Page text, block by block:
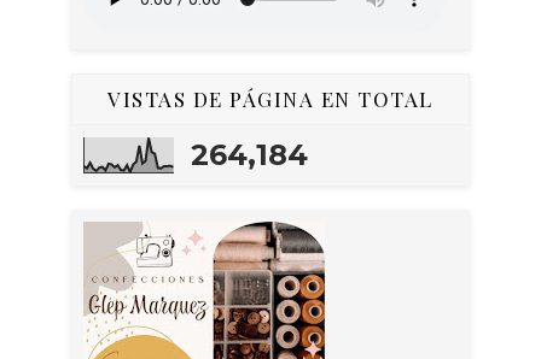
VISTAS DE PÁGINA EN TOTAL
264,184